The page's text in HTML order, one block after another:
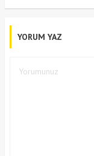
YORUM YAZ